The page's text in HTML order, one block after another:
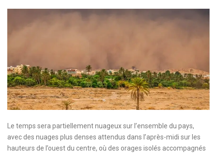
Le temps sera partiellement nuageux sur l’ensemble du pays,
avec des nuages plus denses attendus dans l’après-midi sur les
hauteurs de l’ouest du centre, où des orages isolés accompagnés